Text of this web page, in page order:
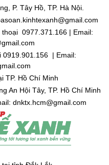
P. Tây Hồ, TP. Hà Nội.
0977.371.166 | Email:
0919.901.156 | Email:
TP. Hồ Chí Minh
An Hội Tây, TP. Hồ Chí Minh
dnktx.hcm@gmail.com